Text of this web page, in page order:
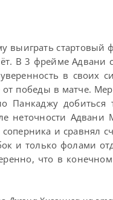
выиграть стартовый
В 3 фрейме Адвани
в своих
от победы в матче.
Панкаджу добиться
неточности Адвани
и сравнял
и только фолами
что в конечном